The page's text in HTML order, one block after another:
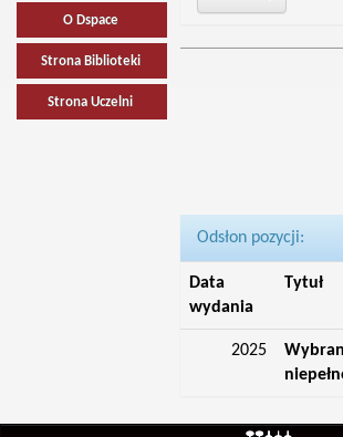
O Dspace
Strona Biblioteki
Strona Uczelni
Odsłon pozycji:
Data
wydania
Tytuł
2025